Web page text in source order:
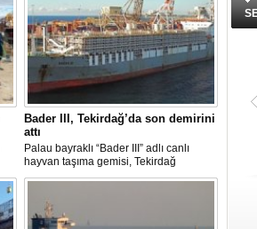
Bader III, Tekirdağ’da son demirini
attı
Palau bayraklı “Bader III” adlı canlı
hayvan taşıma gemisi, Tekirdağ
açıklarına demirledi.